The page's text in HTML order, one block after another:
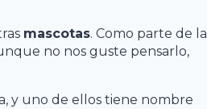
mascotas. Como parte de la
no nos guste pensarlo,
y uno de ellos tiene nombre